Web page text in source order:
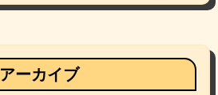
アーカイブ